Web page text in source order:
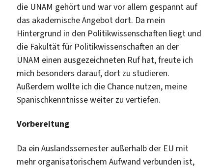
die UNAM gehört und war vor allem gespannt auf
das akademische Angebot dort. Da mein
Hintergrund in den Politikwissenschaften liegt und
die Fakultät für Politikwissenschaften an der
UNAM einen ausgezeichneten Ruf hat, freute ich
mich besonders darauf, dort zu studieren.
Außerdem wollte ich die Chance nutzen, meine
Spanischkenntnisse weiter zu vertiefen.
Vorbereitung
Da ein Auslandssemester außerhalb der EU mit
mehr organisatorischem Aufwand verbunden ist,